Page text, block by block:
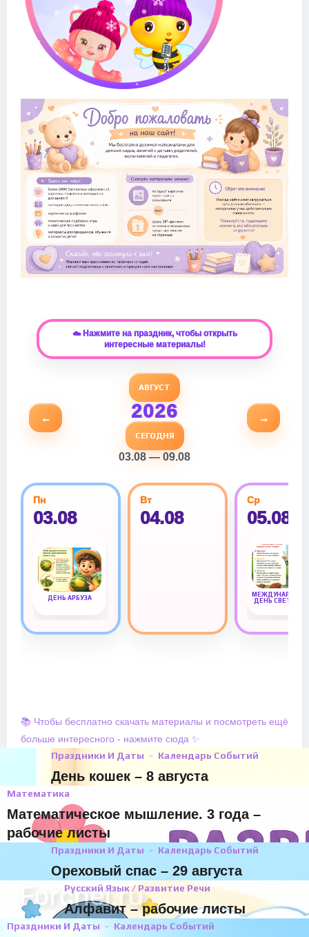
☁️ Нажмите на праздник, чтобы открыть
интересные материалы!
←
АВГУСТ
2026
СЕГОДНЯ
03.08 — 09.08
→
Пн
03.08
ДЕНЬ АРБУЗА
Вт
04.08
Ср
05.08
ДЕНЬ
📚 Чтобы бесплатно скачать материалы и посмотреть ещё
больше интересного - нажмите сюда ✨
Праздники И Даты
Календарь Событий
День кошек – 8 августа
Математика
Математическое мышление. 3 года –
рабочие листы
Праздники И Даты Календарь Событий
Ореховый спас – 29 августа
Русский Язык / Развитие Речи
Алфавит – рабочие листы
Праздники И Даты Календарь Событий